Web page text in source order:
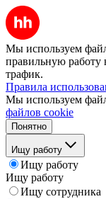
Мы используем
правильную работу
трафик.
Правила
Мы используем
файлов cookie
Понятно
Ищу работу
Ищу работу
Ищу работу
Ищу сотрудника